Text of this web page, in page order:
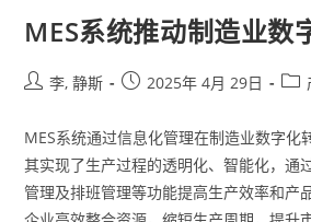
MES系统推动制造业数
李, 静斯 2025年 4月 29日
MES系统通过信息化管理在制造业数字化
其实现了生产过程的透明化、智能化，通
管理及排班管理等功能提高生产效率和产